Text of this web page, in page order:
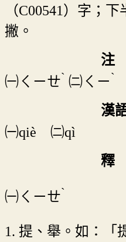
（C00541）字；
撇。
㈠ㄑㄧㄝˋ ㈡ㄑㄧˋ
漢
㈠qiè ㈡qì
㈠ㄑㄧㄝˋ
1. 提、舉。如：「